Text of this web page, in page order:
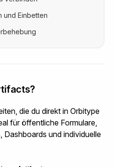
und Einbetten
die du direkt in Orbitype
für öffentliche Formulare,
Dashboards und individuelle